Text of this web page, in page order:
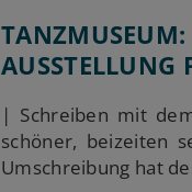
TANZMUSEUM:
AUSSTELLUNG
| Schreiben mit
schöner, beizeiten
Umschreibung hat